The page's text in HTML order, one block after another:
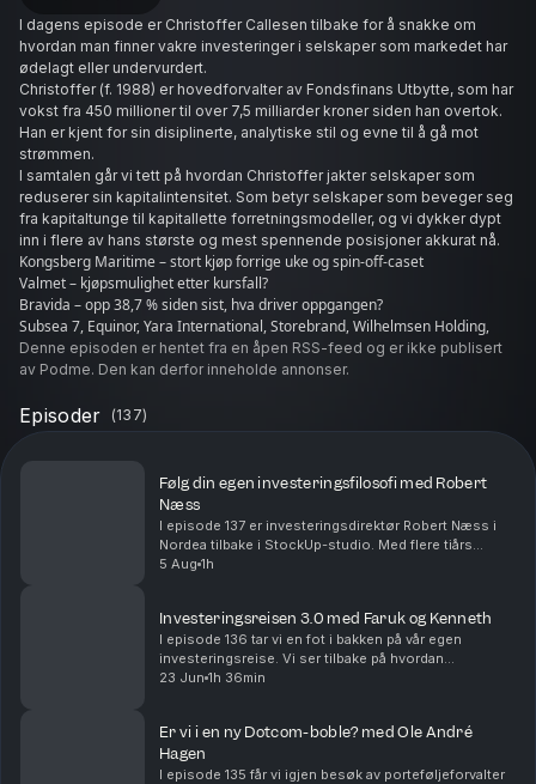
I dagens episode er Christoffer Callesen tilbake for å snakke om
hvordan man finner vakre investeringer i selskaper som markedet har
ødelagt eller undervurdert.
Christoffer (f. 1988) er hovedforvalter av Fondsfinans Utbytte, som har
vokst fra 450 millioner til over 7,5 milliarder kroner siden han overtok.
Han er kjent for sin disiplinerte, analytiske stil og evne til å gå mot
strømmen.
I samtalen går vi tett på hvordan Christoffer jakter selskaper som
reduserer sin kapitalintensitet. Som betyr selskaper som beveger seg
fra kapitaltunge til kapitallette forretningsmodeller, og vi dykker dypt
inn i flere av hans største og mest spennende posisjoner akkurat nå.
Kongsberg Maritime – stort kjøp forrige uke og spin-off-caset
Valmet – kjøpsmulighet etter kursfall?
Bravida – opp 38,7 % siden sist, hva driver oppgangen?
Subsea 7, Equinor, Yara International, Storebrand, Wilhelmsen Holding,
Röko, ABB, Investor AB, Aker, Accenture, Bouvet, og flere
Vi snakker også om SaaS-apokalypsen, durabele old economy-
gjort i porteføljen fra energi mot nordiske industriselskaper. En lærerik
samtale om verdijakt i markedet akkurat nå.
Ønsker du å lese mer om fondene han forvalter finner du det her:
Fondsfinans Utbytte:https://www.fondsfinans.no/vare-
fond/utbytte/?sel=dropdown1
Fondsfinans Norden:https://www.fondsfinans.no/vare-
Innholdet er ikke sponset av Fondsfinans Kapitalforvaltning.
Christoffer ble invitert av StockUp.
Hvis du ønsker å støtte podcasten, har vi satt opp en Patreon:
⁠https://www.patreon.com/StockUp831⁠
Denne episoden er hentet fra en åpen RSS-feed og er ikke publisert
av Podme. Den kan derfor inneholde annonser.
Episoder (137)
Følg din egen investeringsfilosofi med Robert
Næss
I episode 137 er investeringsdirektør Robert Næss i
Nordea tilbake i StockUp-studio. Med flere tiårs
erfaring som forvalter tar vi tempen på aksjemarkedet
5 Aug 1h
Investeringsreisen 3.0 med Faruk og Kenneth
I episode 136 tar vi en fot i bakken på vår egen
investeringsreise. Vi ser tilbake på hvordan
porteføljene har utviklet seg hittil i 2026, hvilke
23 Jun 1h 36min
Er vi i en ny Dotcom-boble? med Ole André
Hagen
I episode 135 får vi igjen besøk av porteføljeforvalter